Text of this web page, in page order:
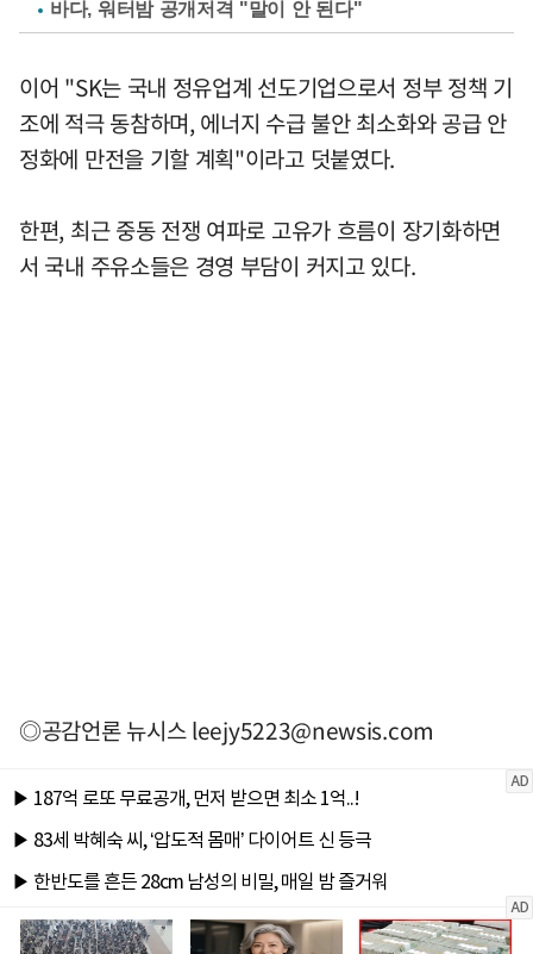
바다, 워터밤 공개저격 "말이 안 된다"
이어 "SK는 국내 정유업계 선도기업으로서 정부 정책 기
조에 적극 동참하며, 에너지 수급 불안 최소화와 공급 안
정화에 만전을 기할 계획"이라고 덧붙였다.
한편, 최근 중동 전쟁 여파로 고유가 흐름이 장기화하면
서 국내 주유소들은 경영 부담이 커지고 있다.
◎공감언론 뉴시스leejy5223@newsis.com